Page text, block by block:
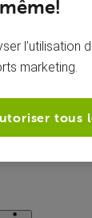
l’utilisation
marketing.
tous